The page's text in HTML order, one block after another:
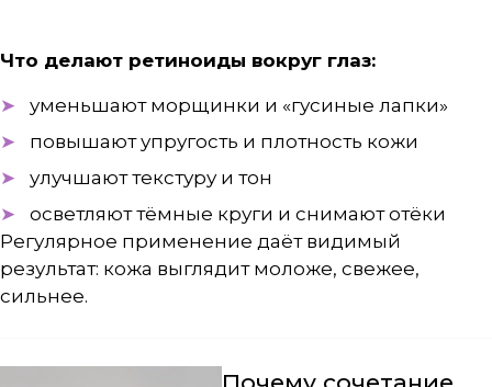
Что делают ретиноиды вокруг глаз:
уменьшают морщинки и «гусиные лапки»
повышают упругость и плотность кожи
улучшают текстуру и тон
осветляют тёмные круги и снимают отёки
Регулярное применение даёт видимый
результат: кожа выглядит моложе, свежее,
сильнее.